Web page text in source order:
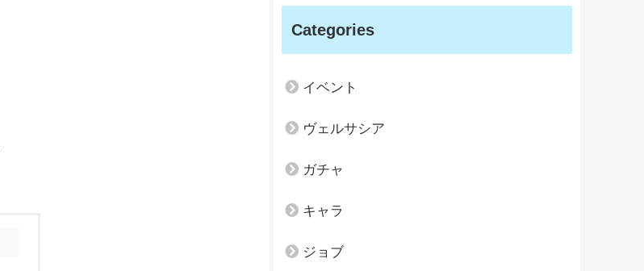
Categories
イベント
ヴェルサシア
ガチャ
キャラ
ジョブ